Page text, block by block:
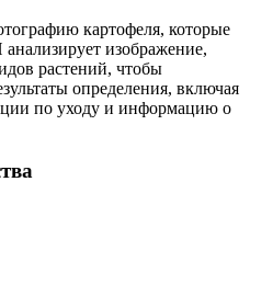
картофеля, которые
изображение,
растений, чтобы
определения, включая
по уходу и информацию о